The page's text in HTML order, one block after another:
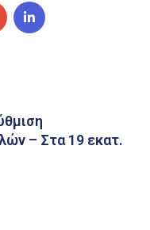
– Στα 19 εκατ.